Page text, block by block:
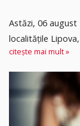
Astăzi, 06 august
localitățile
citește mai mult »